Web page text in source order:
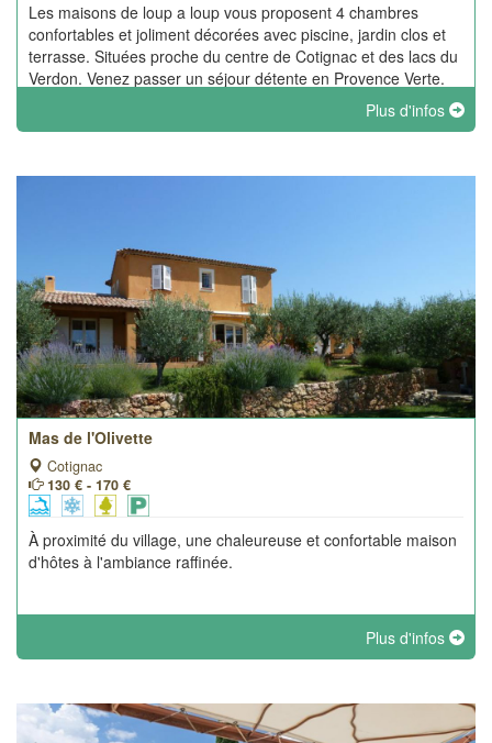
Les maisons de loup a loup vous proposent 4 chambres
confortables et joliment décorées avec piscine, jardin clos et
terrasse. Situées proche du centre de Cotignac et des lacs du
Verdon. Venez passer un séjour détente en Provence Verte.
Plus d'infos
Mas de l'Olivette
Cotignac
130 € - 170 €
À proximité du village, une chaleureuse et confortable maison
d'hôtes à l'ambiance raffinée.
Plus d'infos